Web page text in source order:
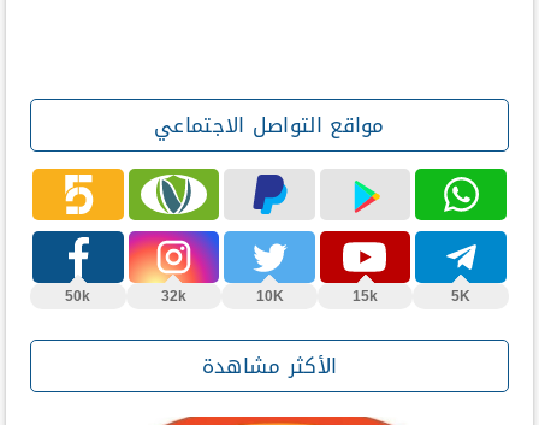
مواقع التواصل الاجتماعي
5K
15k
10K
32k
50k
الأكثر مشاهدة